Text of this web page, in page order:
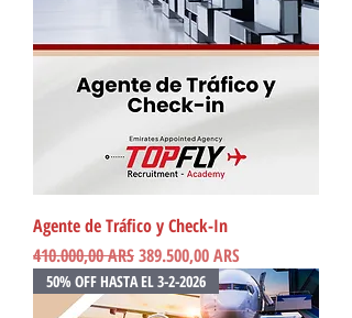
Agente de Tráfico y Check-In
Precio
410.000,00 ARSPrecio de oferta
389.500,00 ARS
50% OFF HASTA EL 3-2-2026